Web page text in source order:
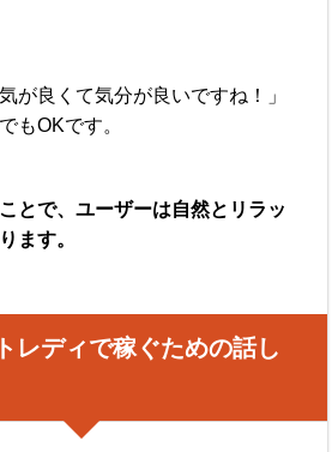
が良くて気分が良いですね！」
もOKです。
とで、ユーザーは自然とリラッ
ます。
レディで稼ぐための話し